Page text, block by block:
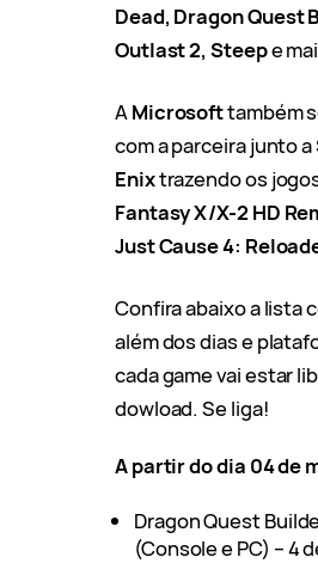
Dead, Dragon Quest
Outlast 2, Steepe
AMicrosofttambém
com a parceira junto a
Enixtrazendo os
Fantasy X/X-2 HD
Just Cause 4:
Confira abaixo a lista
além dos dias e
cada game vai estar
dowload. Se liga!
A partir do dia 04 de
Dragon Quest
(Console e PC) – 4